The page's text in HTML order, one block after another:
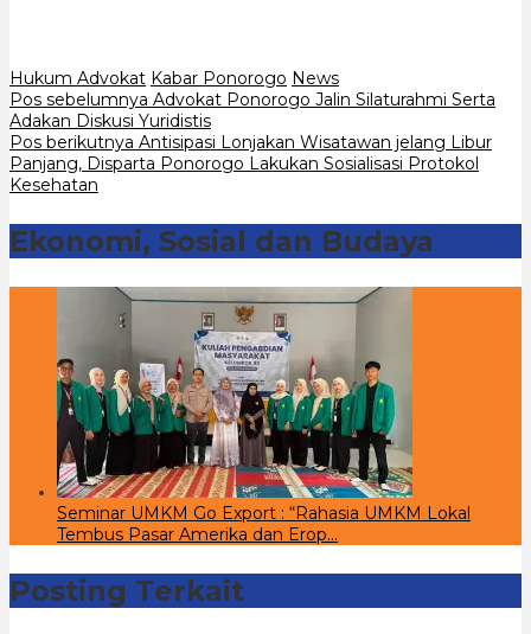
Hukum Advokat Kabar Ponorogo News
Navigasi
pos
Pos sebelumnya Advokat Ponorogo Jalin Silaturahmi Serta
Adakan Diskusi Yuridistis
Pos berikutnya Antisipasi Lonjakan Wisatawan jelang Libur
Panjang, Disparta Ponorogo Lakukan Sosialisasi Protokol
Kesehatan
Ekonomi, Sosial dan Budaya
Seminar UMKM Go Export : “Rahasia UMKM Lokal
Tembus Pasar Amerika dan Erop…
Posting Terkait